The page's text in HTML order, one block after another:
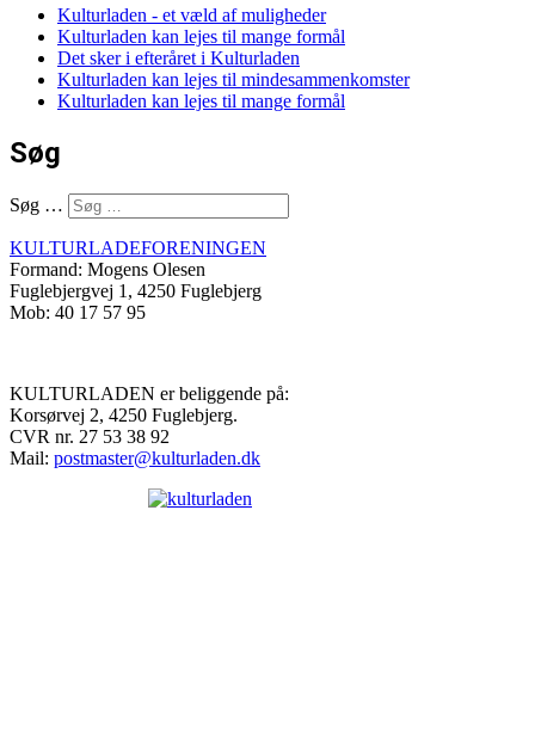
Kulturladen - et væld af muligheder
Kulturladen kan lejes til mange formål
Det sker i efteråret i Kulturladen
Kulturladen kan lejes til mindesammenkomster
Kulturladen kan lejes til mange formål
Søg
Søg …
KULTURLADEFORENINGEN
Formand: Mogens Olesen
Fuglebjergvej 1, 4250 Fuglebjerg
Mob: 40 17 57 95
KULTURLADEN er beliggende på:
Korsørvej 2, 4250 Fuglebjerg.
CVR nr. 27 53 38 92
Mail: postmaster@kulturladen.dk